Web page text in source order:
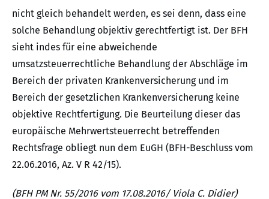
nicht gleich behandelt werden, es sei denn, dass eine
solche Behandlung objektiv gerechtfertigt ist. Der BFH
sieht indes für eine abweichende
umsatzsteuerrechtliche Behandlung der Abschläge im
Bereich der privaten Krankenversicherung und im
Bereich der gesetzlichen Krankenversicherung keine
objektive Rechtfertigung. Die Beurteilung dieser das
europäische Mehrwertsteuerrecht betreffenden
Rechtsfrage obliegt nun dem EuGH (BFH-Beschluss vom
22.06.2016, Az. V R 42/15).
(BFH PM Nr. 55/2016 vom 17.08.2016/ Viola C. Didier)